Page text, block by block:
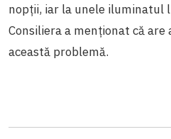
nopții, iar la unele iluminatul
Consiliera a menționat că are
această problemă.